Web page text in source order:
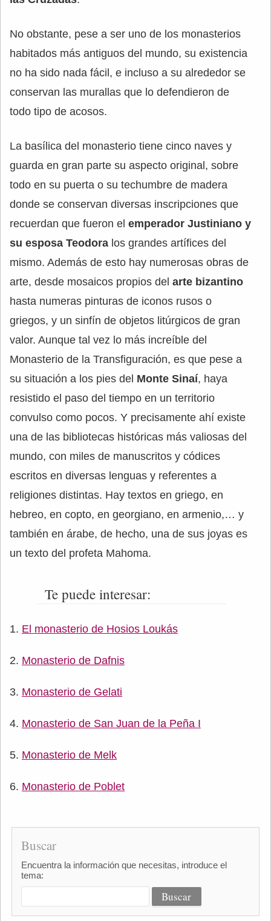
No obstante, pese a ser uno de los monasterios
habitados más antiguos del mundo, su existencia
no ha sido nada fácil, e incluso a su alrededor se
conservan las murallas que lo defendieron de
todo tipo de acosos.
La basílica del monasterio tiene cinco naves y
guarda en gran parte su aspecto original, sobre
todo en su puerta o su techumbre de madera
donde se conservan diversas inscripciones que
recuerdan que fueron el emperador Justiniano y
su esposa Teodora los grandes artífices del
mismo. Además de esto hay numerosas obras de
arte, desde mosaicos propios del arte bizantino
hasta numeras pinturas de iconos rusos o
griegos, y un sinfín de objetos litúrgicos de gran
valor. Aunque tal vez lo más increíble del
Monasterio de la Transfiguración, es que pese a
su situación a los pies del Monte Sinaí, haya
resistido el paso del tiempo en un territorio
convulso como pocos. Y precisamente ahí existe
una de las bibliotecas históricas más valiosas del
mundo, con miles de manuscritos y códices
escritos en diversas lenguas y referentes a
religiones distintas. Hay textos en griego, en
hebreo, en copto, en georgiano, en armenio,… y
también en árabe, de hecho, una de sus joyas es
un texto del profeta Mahoma.
Te puede interesar:
El monasterio de Hosios Loukás
Monasterio de Dafnis
Monasterio de Gelati
Monasterio de San Juan de la Peña I
Monasterio de Melk
Monasterio de Poblet
Buscar
Encuentra la información que necesitas, introduce el
tema: